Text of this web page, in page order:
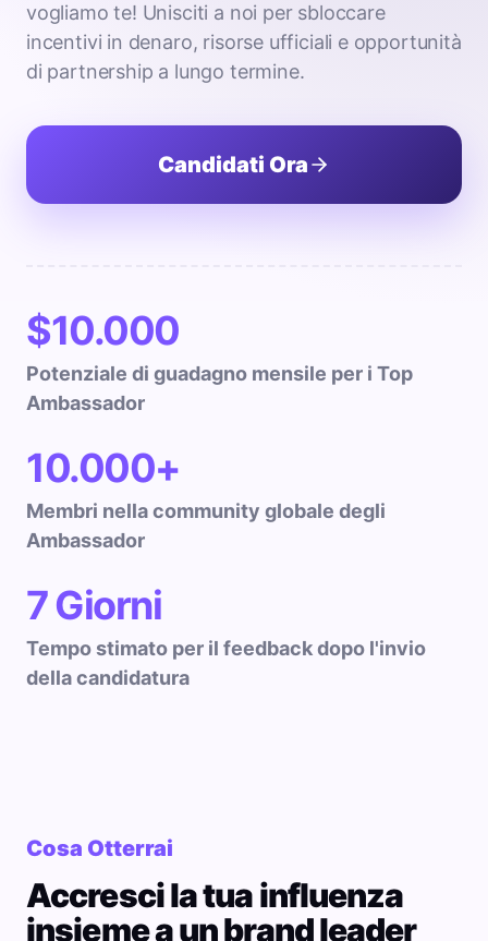
vogliamo te! Unisciti a noi per sbloccare
incentivi in denaro, risorse ufficiali e opportunità
di partnership a lungo termine.
Candidati Ora
$10.000
Potenziale di guadagno mensile per i Top
Ambassador
10.000+
Membri nella community globale degli
Ambassador
7 Giorni
Tempo stimato per il feedback dopo l'invio
della candidatura
Cosa Otterrai
Accresci la tua influenza
insieme a un brand leader